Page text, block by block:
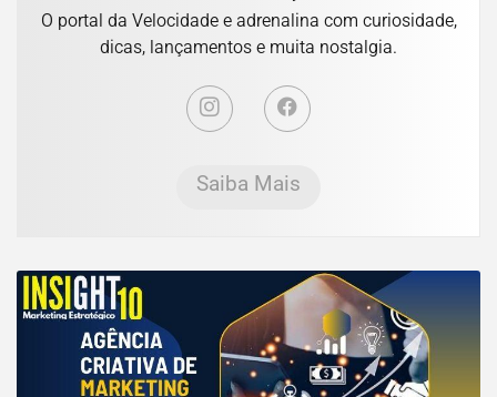
O portal da Velocidade e adrenalina com curiosidade,
dicas, lançamentos e muita nostalgia.
Saiba Mais